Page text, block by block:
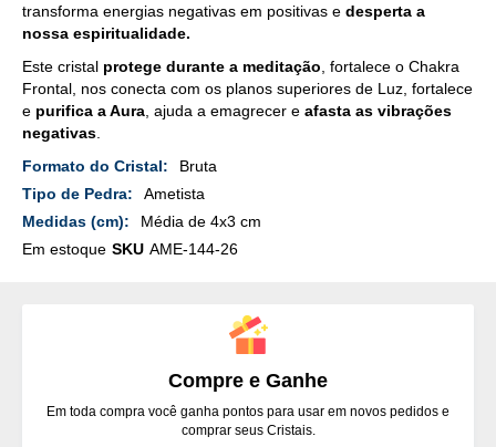
transforma energias negativas em positivas e desperta a
nossa espiritualidade.
Este cristal protege durante a meditação , fortalece o Chakra
Frontal, nos conecta com os planos superiores de Luz, fortalece
e purifica a Aura , ajuda a emagrecer e afasta as vibrações
negativas
Mais
Detalhes
Bruta
Ametista
Média de 4x3 cm
Em estoque SKU AME-144-26
Compre e Ganhe
Em toda compra você ganha pontos para usar em novos pedidos e
comprar seus Cristais.